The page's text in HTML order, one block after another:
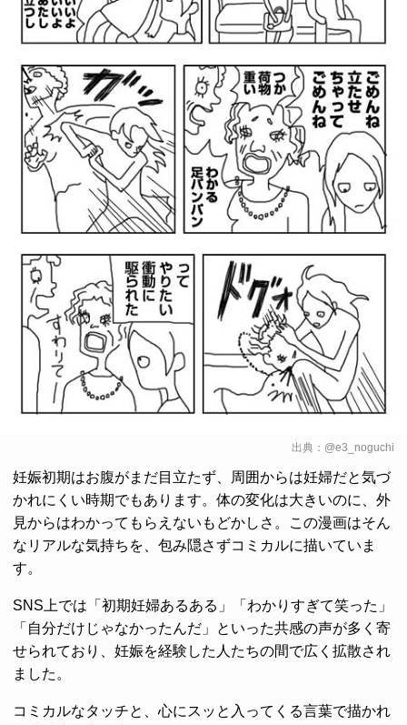
出典： @e3_noguchi
妊娠初期はお腹がまだ目立たず、周囲からは妊婦だと気づ
かれにくい時期でもあります。体の変化は大きいのに、外
見からはわかってもらえないもどかしさ。この漫画はそん
なリアルな気持ちを、包み隠さずコミカルに描いていま
す。
SNS上では「初期妊婦あるある」「わかりすぎて笑った」
「自分だけじゃなかったんだ」といった共感の声が多く寄
せられており、妊娠を経験した人たちの間で広く拡散され
ました。
コミカルなタッチと、心にスッと入ってくる言葉で描かれ